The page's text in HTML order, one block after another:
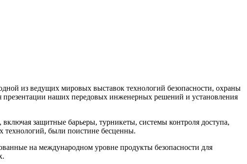
из ведущих мировых выставок технологий безопасности, охраны
наших передовых инженерных решений и установления
защитные барьеры, турникеты, системы контроля доступа,
технологий, были поистине бесценны.
на международном уровне продукты безопасности для